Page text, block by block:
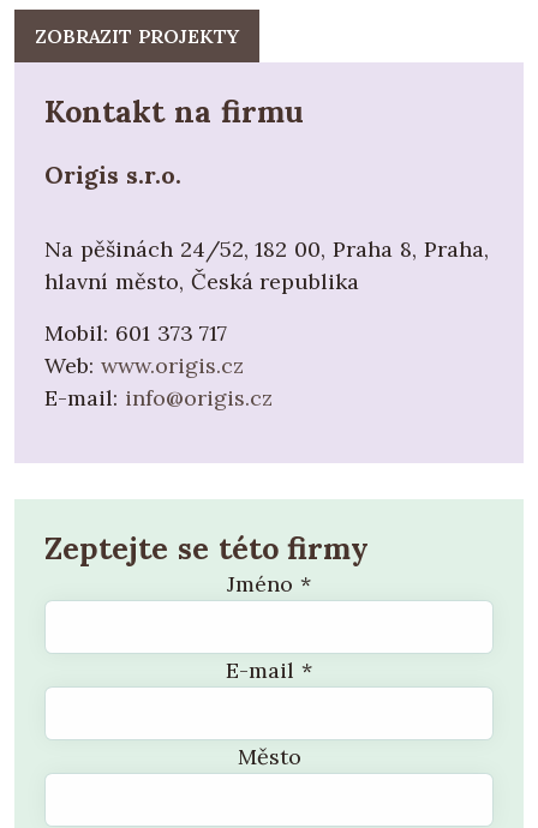
ZOBRAZIT PROJEKTY
Kontakt na firmu
Origis s.r.o.
Na pěšinách 24/52, 182 00, Praha 8, Praha,
hlavní město, Česká republika
Mobil: 601 373 717
Web: www.origis.cz
E-mail: info@origis.cz
Zeptejte se této firmy
Jméno *
E-mail *
Město